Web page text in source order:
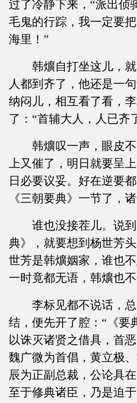
过了冷静下来，“派出侦
毛鬼的行踪，我一定要
海里！”
韩爌自打坐这儿，就
人都到齐了，他还是一
纳闷儿，相互看了看，
了：“首辅大人，人已
韩爌叹一声，眼皮不
上又催了，明日就要呈
日必要议妥。好在逆要
《三朝要典》一节了，
谁也没接茬儿。说到
典》，就要想到杨世芳
世芳是韩爌姻家，谁也
一时竟都无语，韩爌也不
李标见都不说话，总
结，便先开了腔：“《要
以诛灭诸贤之借具，首恶
魏广微为首倡，黄立极
辰为正副总裁，公论具在
至于修典诸臣，乃是迫